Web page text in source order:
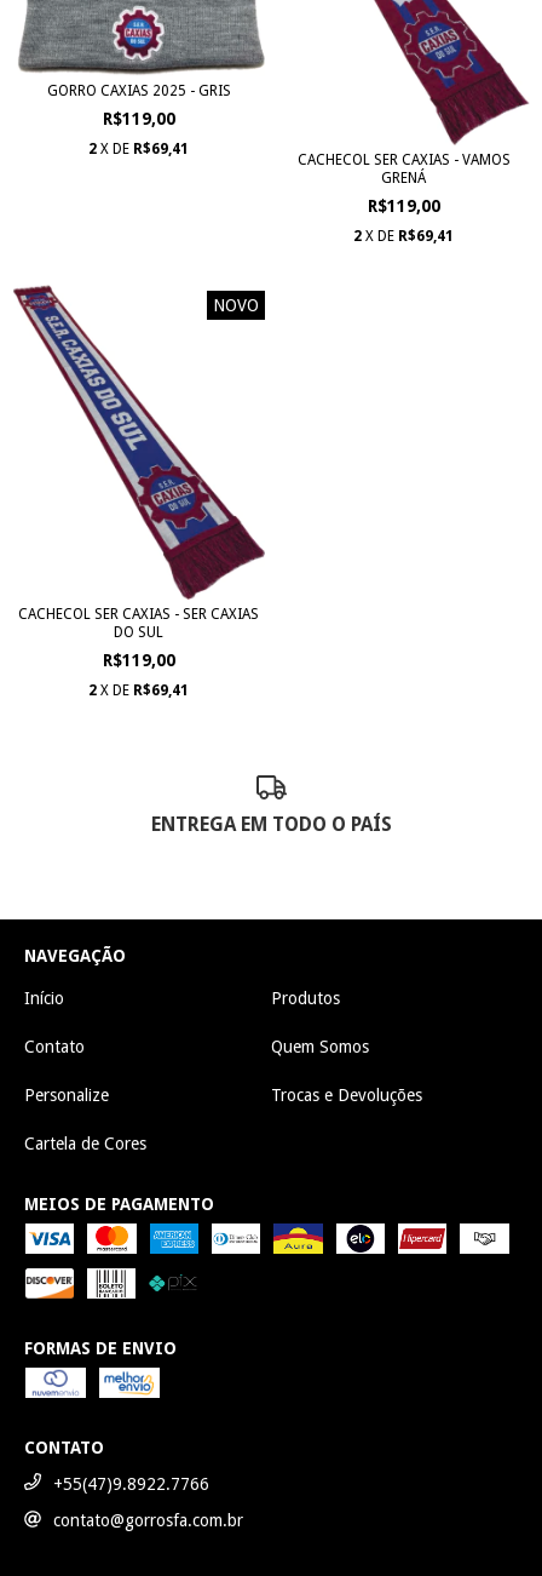
GORRO CAXIAS 2025 - GRIS
R$119,00
2 X DE R$69,41
CACHECOL SER CAXIAS - VAMOS
GRENÁ
R$119,00
2 X DE R$69,41
NOVO
CACHECOL SER CAXIAS - SER CAXIAS
DO SUL
R$119,00
2 X DE R$69,41
ENTREGA EM TODO O PAÍS
NAVEGAÇÃO
Início Produtos
Contato Quem Somos
Personalize Trocas e Devoluções
Cartela de Cores
MEIOS DE PAGAMENTO
FORMAS DE ENVIO
CONTATO
+55(47)9.8922.7766
contato@gorrosfa.com.br